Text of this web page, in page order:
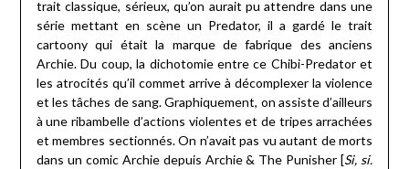
trait classique, sérieux, qu’on aurait pu attendre dans une
série mettant en scène un Predator, il a gardé le trait
cartoony qui était la marque de fabrique des anciens
Archie. Du coup, la dichotomie entre ce Chibi-Predator et
les atrocités qu’il commet arrive à décomplexer la violence
et les tâches de sang. Graphiquement, on assiste d’ailleurs
à une ribambelle d’actions violentes et de tripes arrachées
et membres sectionnés. On n’avait pas vu autant de morts
dans un comic Archie depuis Archie & The Punisher [Si, si.